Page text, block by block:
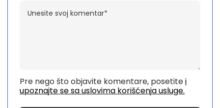
Pre nego što objavite komentare, posetitei
upoznajte se sa uslovima korišćenja usluge.